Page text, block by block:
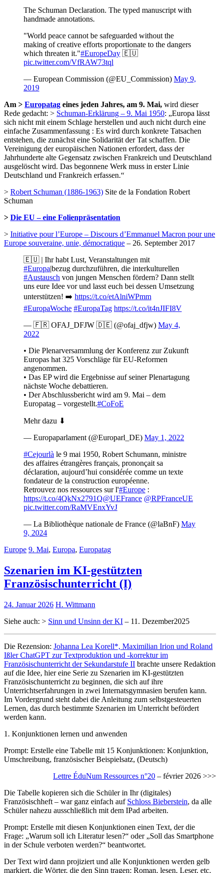
The Schuman Declaration. The typed manuscript with
handmade annotations.
"World peace cannot be safeguarded without the
making of creative efforts proportionate to the dangers
which threaten it."#EuropeDay 🇪🇺
pic.twitter.com/VfRAW73tql
— European Commission (@EU_Commission) May 9,
2019
Am > Europatag eines jeden Jahres, am 9. Mai, wird dieser
Rede gedacht: > Schuman-Erklärung – 9. Mai 1950: „Europa lässt
sich nicht mit einem Schlage herstellen und auch nicht durch eine
einfache Zusammenfassung : Es wird durch konkrete Tatsachen
entstehen, die zunächst eine Solidarität der Tat schaffen. Die
Vereinigung der europäischen Nationen erfordert, dass der
Jahrhunderte alte Gegensatz zwischen Frankreich und Deutschland
ausgelöscht wird. Das begonnene Werk muss in erster Linie
Deutschland und Frankreich erfassen.“
> Robert Schuman (1886-1963) Site de la Fondation Robert
Schuman
> Die EU – eine Folienpräsentation
> Initiative pour l’Europe – Discours d’Emmanuel Macron pour une
Europe souveraine, unie, démocratique – 26. September 2017
🇪🇺 | Ihr habt Lust, Veranstaltungen mit
#Europa|bezug durchzuführen, die interkulturellen
#Austausch von jungen Menschen fördern? Dann stellt
uns eure Idee vor und lasst euch bei dessen Umsetzung
unterstützen! ➡️ https://t.co/etAlniWPmm
#EuropaWoche #EuropaTag https://t.co/it4nJIFI8V
— 🇫🇷 OFAJ_DFJW 🇩🇪 (@ofaj_dfjw) May 4,
2022
• Die Plenarversammlung der Konferenz zur Zukunft
Europas hat 325 Vorschläge für EU-Reformen
angenommen.
• Das EP wird die Ergebnisse auf seiner Plenartagung
nächste Woche debattieren.
• Der Abschlussbericht wird am 9. Mai – dem
Europatag – vorgestellt.#CoFoE
Mehr dazu ⬇
— Europaparlament (@Europarl_DE) May 1, 2022
#Cejourlà le 9 mai 1950, Robert Schumann, ministre
des affaires étrangères français, prononçait sa
déclaration, aujourd’hui considérée comme un texte
fondateur de la construction européenne.
Retrouvez nos ressources sur l'#Europe :
https://t.co/4QkNx2791Q@UEFrance @RPFranceUE
pic.twitter.com/RaMVEnxYvJ
— La Bibliothèque nationale de France (@laBnF) May
9, 2024
Europe 9. Mai, Europa, Europatag
Szenarien im KI-gestützten
Französischunterricht (I)
24. Januar 2026 H. Wittmann
Siehe auch: > Sinn und Unsinn der KI – 11. Dezember2025
Die Rezension: Johanna Lea Korell*, Maximilian Irion und Roland
Ißler ChatGPT zur Textproduktion und -korrektur im
Französischunterricht der Sekundarstufe II brachte unsere Redaktion
auf die Idee, hier eine Serie zu Szenarien im KI-gestützten
Französischunterricht zu beginnen, die sich auf ihre
Unterrichtserfahrungen in zwei Internatsgymnasien berufen kann.
Im Vordergrund steht dabei die Anleitung zum selbstgesteuerten
Lernen, das durch bestimmte Szenarien im Unterricht befördert
werden kann.
1. Konjunktionen lernen und anwenden
Prompt: Erstelle eine Tabelle mit 15 Konjunktionen: Konjunktion,
Umschreibung, französischer Beispielsatz, (Deutsch)
Lettre ÉduNum Ressources n°20 – février 2026 >>>
Die Tabelle kopieren sich die Schüler in Ihr (digitales)
Französischheft – war ganz einfach auf Schloss Bieberstein, da alle
Schüler nahezu ausschließlich mit dem IPad arbeiten.
Prompt: Erstelle mit diesen Konjunktionen einen Text, der die
Frage: „Warum soll ich Literatur lesen?“ oder „Soll das Smartphone
in der Schule verboten werden?“ beantwortet.
Der Text wird dann projiziert und alle Konjunktionen werden gelb
markiert, die Wörter, die den Sinn tragen: Roman, lesen, Leser, etc.